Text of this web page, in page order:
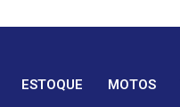
ESTOQUE MOTOS